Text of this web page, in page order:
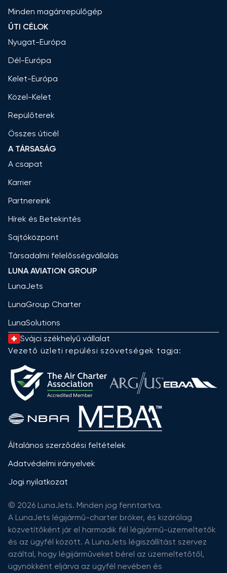
Minden magánrepülőgép
ÚTI CÉLOK
Nyugat-Európa
Dél-Európa
Kelet-Európa
Közel-Kelet
Repülőterek
Összes úticél
A TÁRSASÁG
A csapat
Karrier
Partnereink
Hírek és Betekintés
Sajtóközpont
Társadalmi felelősségvállalás
LUNA AVIATION GROUP
LunaJets
LunaGroup Charter
LunaSolutions
Svájci székhelyű vállalat
Vezető üzleti repülési szövetségek tagja:
Általános szerződési feltételek
Adatvédelmi irányelvek
Jogi nyilatkozat
© 2026 LunaJets. Minden jog fenntartva.
A LunaJets légijármű-charter bróker, és kizárólag
közvetítőként jár el harmadik fél légijármű-üzemeltetők
és az ügyfél között. A LunaJets légiszállítást szervez
azáltal, hogy légijárműveket bérel az üzemeltetőtől,
ügynökként eljárva az ügyfél nevében és